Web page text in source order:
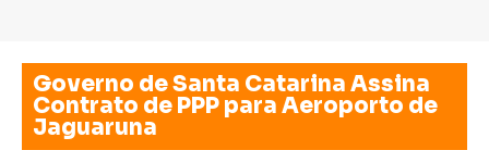
Governo de Santa Catarina Assina
Contrato de PPP para Aeroporto de
Jaguaruna